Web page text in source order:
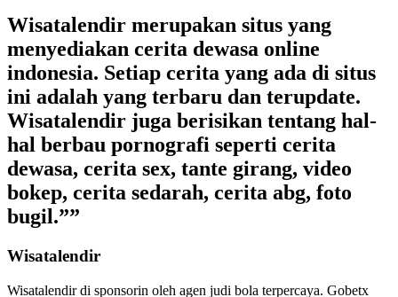
Wisatalendir merupakan situs yang
menyediakan cerita dewasa online
indonesia. Setiap cerita yang ada di situs
ini adalah yang terbaru dan terupdate.
Wisatalendir juga berisikan tentang hal-
hal berbau pornografi seperti cerita
dewasa, cerita sex, tante girang, video
bokep, cerita sedarah, cerita abg, foto
bugil.””
Wisatalendir
Wisatalendir di sponsorin oleh agen judi bola terpercaya. Gobetx